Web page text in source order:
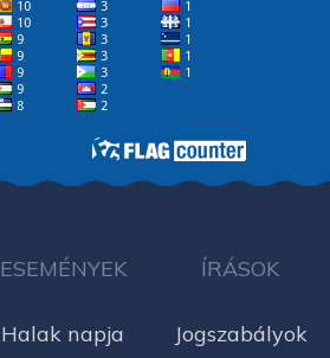
ESEMÉNYEK
Halak napja
ÍRÁSOK
Jogszabályok